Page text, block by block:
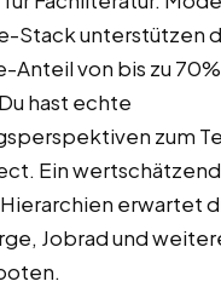
Stack unterstützen
Anteil von bis zu
hast echte
zum
Ein
erwartet
Jobrad und